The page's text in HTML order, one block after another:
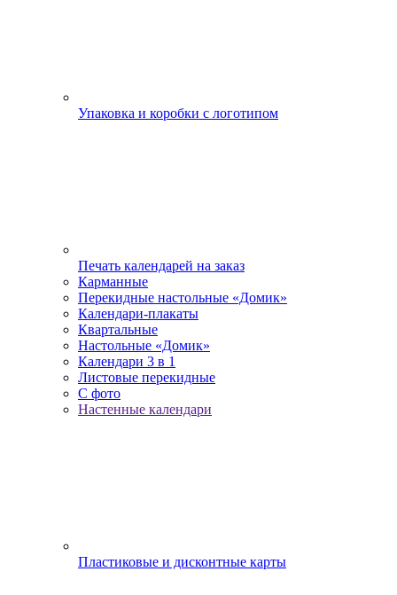
Упаковка и коробки с логотипом
Печать календарей на заказ
Карманные
Перекидные настольные «Домик»
Календари-плакаты
Квартальные
Настольные «Домик»
Календари 3 в 1
Листовые перекидные
С фото
Настенные календари
Пластиковые и дисконтные карты